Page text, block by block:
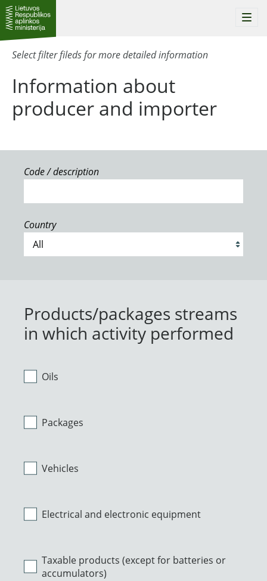
Information about
producer and importer
Select filter fileds for more detailed information
Code / description
Country
Products/packages streams
in which activity performed
Oils
Packages
Vehicles
Electrical and electronic equipment
Taxable products (except for batteries or
accumulators)